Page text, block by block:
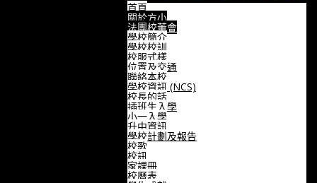
首頁
關於方小
法團校董會
學校簡介
學校校訓
校服式樣
位置及交通
聯絡本校
學校資訊 (NCS)
校長的話
插班生入學
小一入學
升中資訊
學校計劃及報告
校歌
校訊
家課冊
校曆表